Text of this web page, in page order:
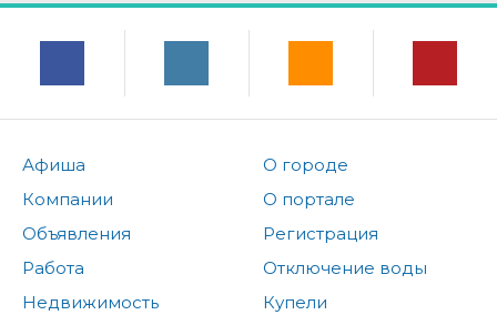
Афиша
Компании
Объявления
Работа
Недвижимость
О городе
О портале
Регистрация
Отключение воды
Купели